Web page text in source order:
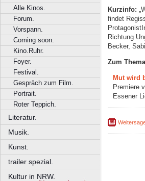
Alle Kinos.
Forum.
Vorspann.
Coming soon.
Kino.Ruhr.
Foyer.
Festival.
Gespräch zum Film.
Portrait.
Roter Teppich.
Literatur.
Musik.
Kunst.
trailer spezial.
Kultur in NRW.
Kurzinfo:
findet
Richtung
Becker,
Zum
Mut wird
Premiere
Essener